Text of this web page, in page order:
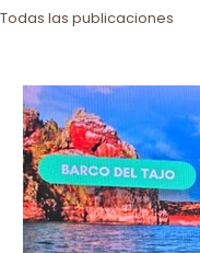
Todas las publicaciones
Protocolo Feria